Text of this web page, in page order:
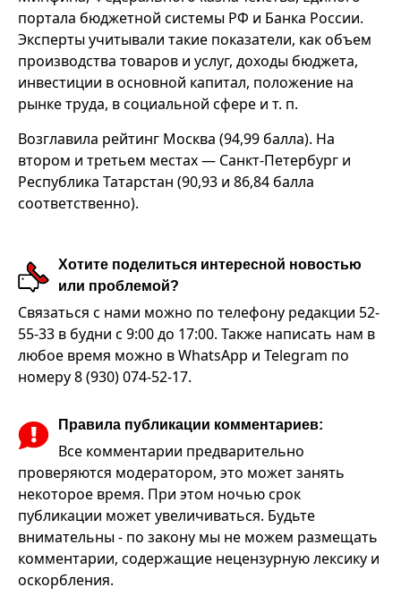
портала бюджетной системы РФ и Банка России.
Эксперты учитывали такие показатели, как объем
производства товаров и услуг, доходы бюджета,
инвестиции в основной капитал, положение на
рынке труда, в социальной сфере и т. п.
Возглавила рейтинг Москва (94,99 балла). На
втором и третьем местах — Санкт-Петербург и
Республика Татарстан (90,93 и 86,84 балла
соответственно).
Хотите поделиться интересной новостью
или проблемой?
Связаться с нами можно по телефону редакции 52-
55-33 в будни с 9:00 до 17:00. Также написать нам в
любое время можно в WhatsApp и Telegram по
номеру 8 (930) 074-52-17.
Правила публикации комментариев:
Все комментарии предварительно
проверяются модератором, это может занять
некоторое время. При этом ночью срок
публикации может увеличиваться. Будьте
внимательны - по закону мы не можем размещать
комментарии, содержащие нецензурную лексику и
оскорбления.